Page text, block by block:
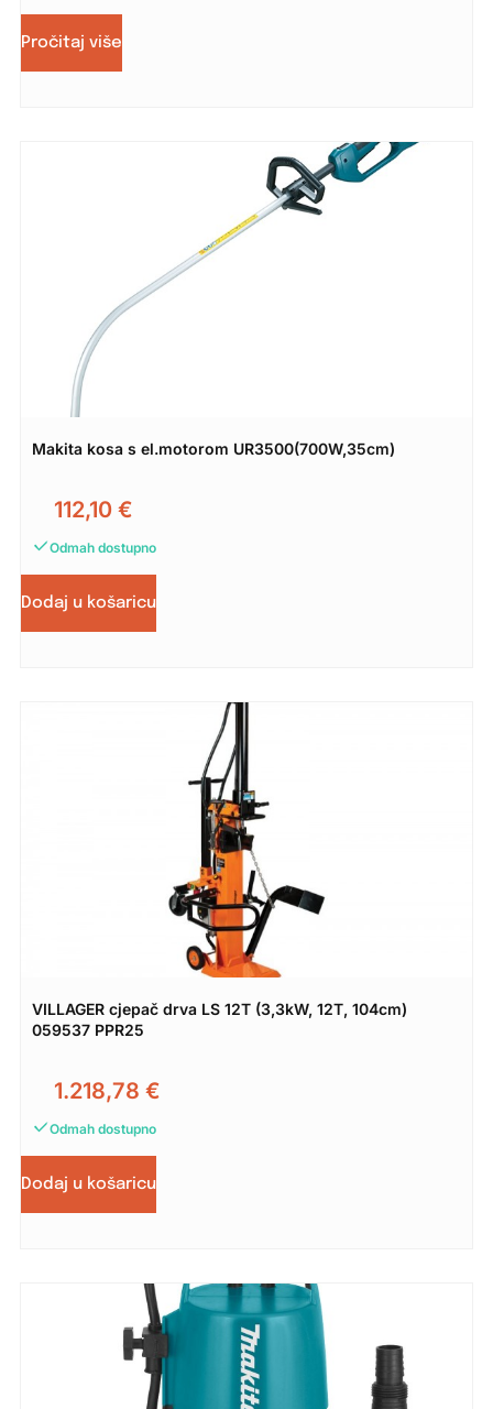
Pročitaj više
Makita kosa s el.motorom UR3500(700W,35cm)
112,10 €
Odmah dostupno
Dodaj u košaricu
VILLAGER cjepač drva LS 12T (3,3kW, 12T, 104cm)
059537 PPR25
1.218,78 €
Odmah dostupno
Dodaj u košaricu